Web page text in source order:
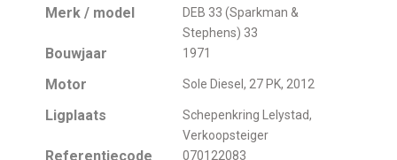
Merk / model
DEB 33 (Sparkman &
Stephens) 33
Bouwjaar 1971
Motor Sole Diesel, 27 PK, 2012
Ligplaats
Schepenkring Lelystad,
Verkoopsteiger
Referentiecode 070122083